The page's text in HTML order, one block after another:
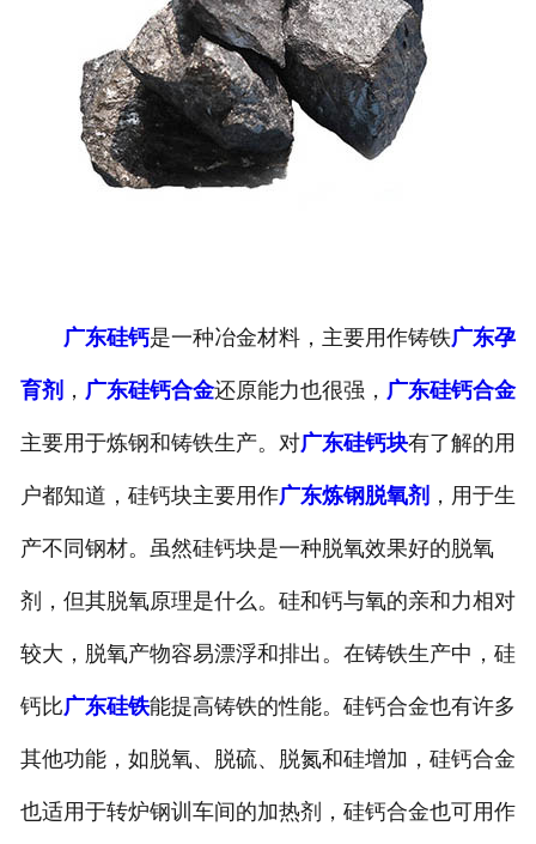
广东硅钙是一种冶金材料，主要用作铸铁广东孕
育剂 ， 广东硅钙合金还原能力也很强， 广东硅钙合金
主要用于炼钢和铸铁生产。对广东硅钙块有了解的用
户都知道，硅钙块主要用作广东炼钢脱氧剂 ，用于生
产不同钢材。虽然硅钙块是一种脱氧效果好的脱氧
剂，但其脱氧原理是什么。硅和钙与氧的亲和力相对
较大，脱氧产物容易漂浮和排出。在铸铁生产中，硅
钙比广东硅铁能提高铸铁的性能。硅钙合金也有许多
其他功能，如脱氧、脱硫、脱氮和硅增加，硅钙合金
也适用于转炉钢训车间的加热剂，硅钙合金也可用作